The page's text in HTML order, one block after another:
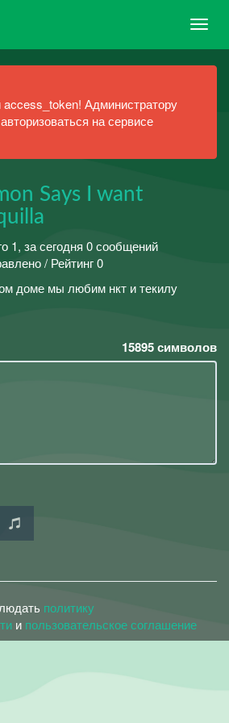
Администратору
на сервисе
Says I want
1, за сегодня 0 сообщений
/ Рейтинг 0
доме мы любим нкт и текилу
15895символов
политику
и пользовательское соглашение